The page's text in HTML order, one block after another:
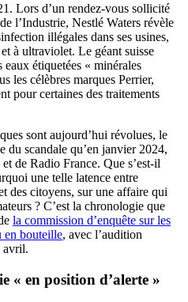
Lors d’un rendez-vous sollicité
l’Industrie, Nestlé Waters révèle
illégales dans ses usines,
à ultraviolet. Le géant suisse
étiquetées « minérales
les célèbres marques Perrier,
pour certaines des traitements
sont aujourd’hui révolues, le
du scandale qu’en janvier 2024,
de Radio France. Que s’est-il
une telle latence entre
des citoyens, sur une affaire qui
? C’est la chronologie que
la commission d’enquête sur les
en bouteille, avec l’audition
avril.
« en position d’alerte »